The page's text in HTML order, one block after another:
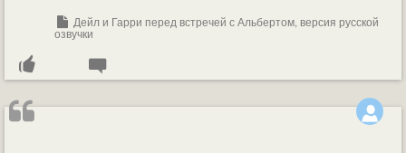
Дейл и Гарри перед встречей с Альбертом, версия русской
озвучки